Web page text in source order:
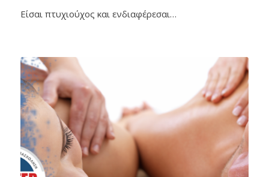
Είσαι πτυχιούχος και ενδιαφέρεσαι…